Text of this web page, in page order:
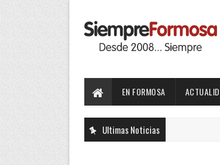
EN FORMOSA
Ultimas Noticias